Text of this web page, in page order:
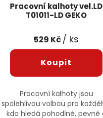
Pracovní kalhoty vel.LD
T01011-LD GEKO
529 Kč/ ks
Pracovní kalhoty jsou
spolehlivou volbou pro
kdo hledá pohodlné, pevné